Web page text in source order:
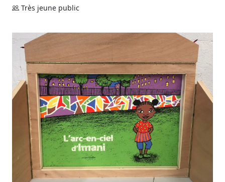
Très jeune public